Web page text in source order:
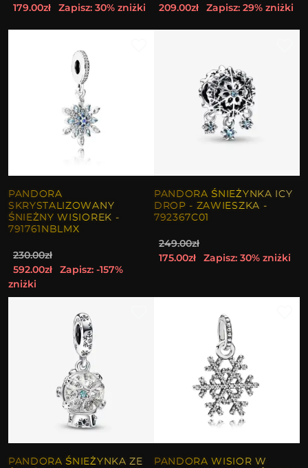
179.00zł
Zapisz: 30% zniżki
209.00zł
Zapisz: 29% zniżki
PANDORA
SKRYSTALIZOWANY
ŚNIEŻNY WISIOREK -
791761NBLMX
230.00zł
592.00zł
Zapisz: -157%
zniżki
PANDORA ŚNIEŻYNKA ICY
DROP - ZAWIESZKA -
792367C01
249.00zł
175.00zł
Zapisz: 30% zniżki
PANDORA ŚNIEŻYNKA ZE
PANDORA WISIOR W